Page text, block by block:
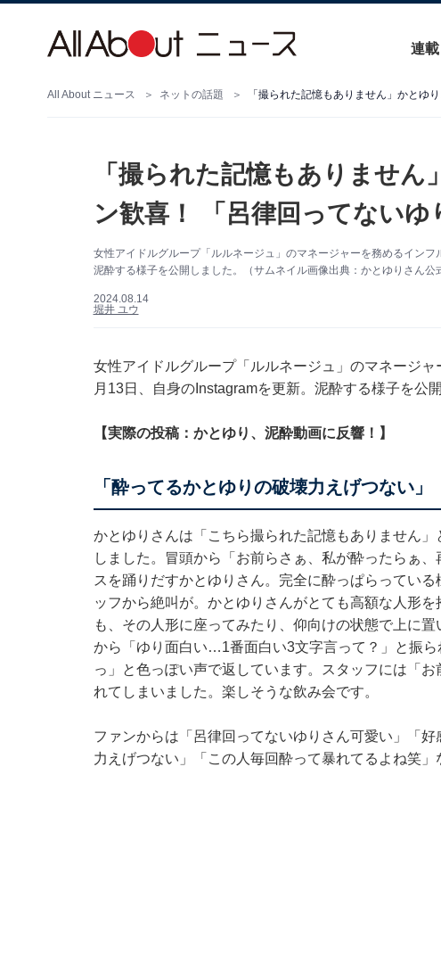
連載
All About ニュース ネットの話題 「撮られた記憶もありません」かとゆ
「撮られた記憶もありませ
ン歓喜！ 「呂律回ってないゆ
女性アイドルグループ「ルルネージュ」のマネージャーを務めるイン
泥酔する様子を公開しました。（サムネイル画像出典：かとゆりさん公
2024.08.14
堀井 ユウ
女性アイドルグループ「ルルネージュ」のマネージ
月13日、自身のInstagramを更新。泥酔する様子を公
【実際の投稿：かとゆり、泥酔動画に反響！】
「酔ってるかとゆりの破壊力えげつない」
かとゆりさんは「こちら撮られた記憶もありません
しました。冒頭から「お前らさぁ、私が酔ったらぁ
スを踊りだすかとゆりさん。完全に酔っぱらってい
ッフから絶叫が。かとゆりさんがとても高額な人形
も、その人形に座ってみたり、仰向けの状態で上に
から「ゆり面白い…1番面白い3文字言って？」と振
っ」と色っぽい声で返しています。スタッフには「
れてしまいました。楽しそうな飲み会です。
ファンからは「呂律回ってないゆりさん可愛い」「
力えげつない」「この人毎回酔って暴れてるよね笑」